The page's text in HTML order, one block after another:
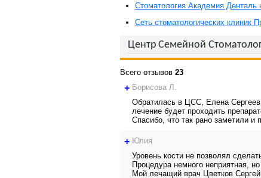
Стоматология Академия Денталь
Сеть стоматологических клиник
Центр Семейной
Всего отзывов 23
+ Борисова Л.
Обратилась в ЦСС, Елена
лечение будет проходить
Спасибо, что так рано заметили и
+ Юлия
Уровень кости не позволял
Процедура немного неприятная,
Мой лечащий врач Цветков